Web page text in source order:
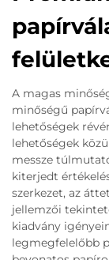
A magas
minőségű
lehetőségek
lehetőségek
messze
kiterjedt
szerkezet, az
jellemzői
kiadvány
legmegfelelőbb